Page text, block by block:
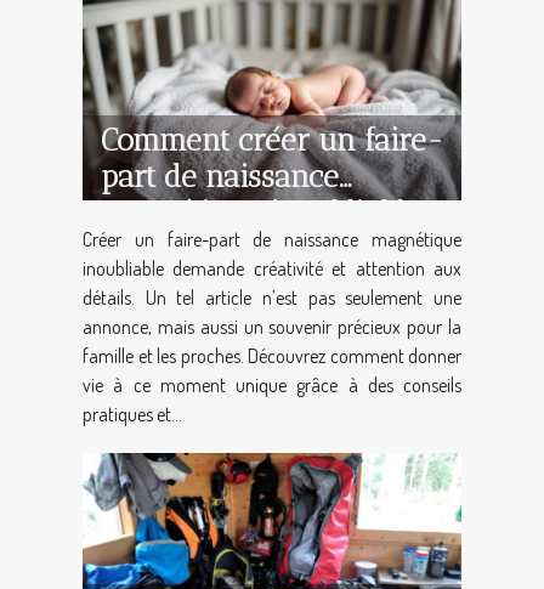
Comment créer un faire-
part de naissance
magnétique inoubliable ?
Créer un faire-part de naissance magnétique
inoubliable demande créativité et attention aux
détails. Un tel article n’est pas seulement une
annonce, mais aussi un souvenir précieux pour la
famille et les proches. Découvrez comment donner
vie à ce moment unique grâce à des conseils
pratiques et...